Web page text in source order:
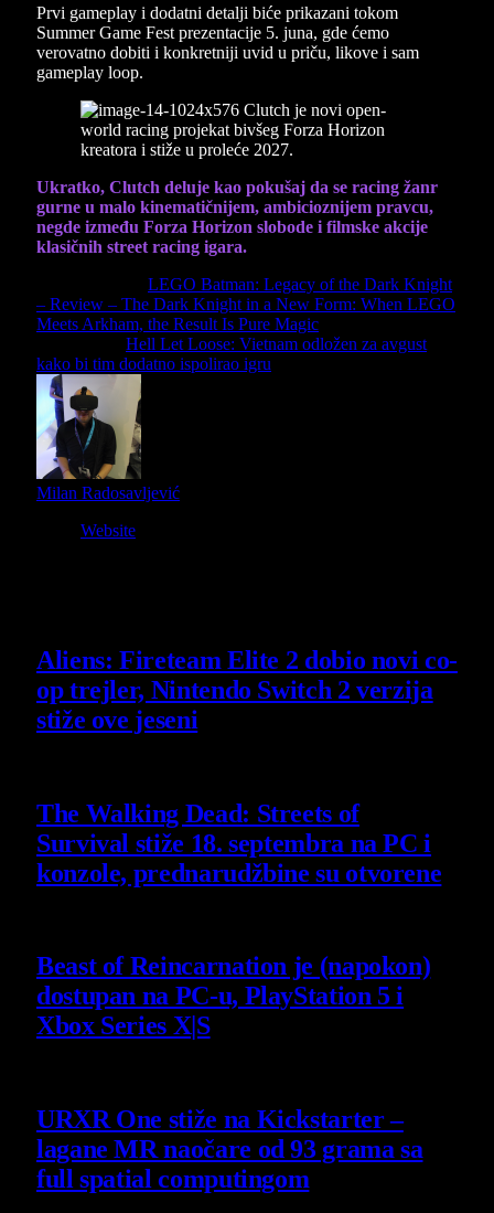
Prvi gameplay i dodatni detalji biće prikazani tokom
Summer Game Fest prezentacije 5. juna, gde ćemo
verovatno dobiti i konkretniji uvid u priču, likove i sam
gameplay loop.
Ukratko, Clutch deluje kao pokušaj da se racing žanr
gurne u malo kinematičnijem, ambicioznijem pravcu,
negde između Forza Horizon slobode i filmske akcije
klasičnih street racing igara.
LEGO Batman: Legacy of the Dark Knight
– Review – The Dark Knight in a New Form: When LEGO
Meets Arkham, the Result Is Pure Magic
Hell Let Loose: Vietnam odložen za avgust
kako bi tim dodatno ispolirao igru
Milan Radosavljević
Website
Aliens: Fireteam Elite 2 dobio novi co-
op trejler, Nintendo Switch 2 verzija
stiže ove jeseni
The Walking Dead: Streets of
Survival stiže 18. septembra na PC i
konzole, prednarudžbine su otvorene
Beast of Reincarnation je (napokon)
dostupan na PC-u, PlayStation 5 i
Xbox Series X|S
URXR One stiže na Kickstarter –
lagane MR naočare od 93 grama sa
full spatial computingom